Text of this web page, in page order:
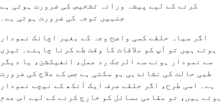
کرنے کے لیے پیشہ ورانہ تشخیص کی ضرورت ہوتی ہے
جنہیں توجہ کی ضرورت ہوتی ہے۔
اگر سیاہ حلقے کسی واضح وجہ کے بغیر اچانک نمودار
ہوتے ہیں تو آپ کو ملاقات کا وقت طے کرنا چاہئے۔ تیزی
سے نمودار ہونے سے الرجک رد عمل، انفیکشن، یا دیگر
طبی حالت کی نشاندہی ہو سکتی ہے جس کے علاج کی ضرورت
ہے۔ اسی طرح، اگر حلقے صرف ایک آنکھ کے نیچے نمودار
ہوتے ہیں، تو مقامی مسائل کو خارج کرنے کے لیے اس عدم